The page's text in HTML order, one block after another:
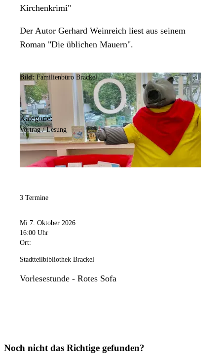
Kirchenkrimi"
Der Autor Gerhard Weinreich liest aus seinem
Roman "Die üblichen Mauern".
Bild: Familienbüro Brackel
Kategorie:
Vortrag / Lesung
3 Termine
Mi 7. Oktober 2026
16:00 Uhr
Ort:
Stadtteilbibliothek Brackel
Vorlesestunde - Rotes Sofa
Noch nicht das Richtige gefunden?